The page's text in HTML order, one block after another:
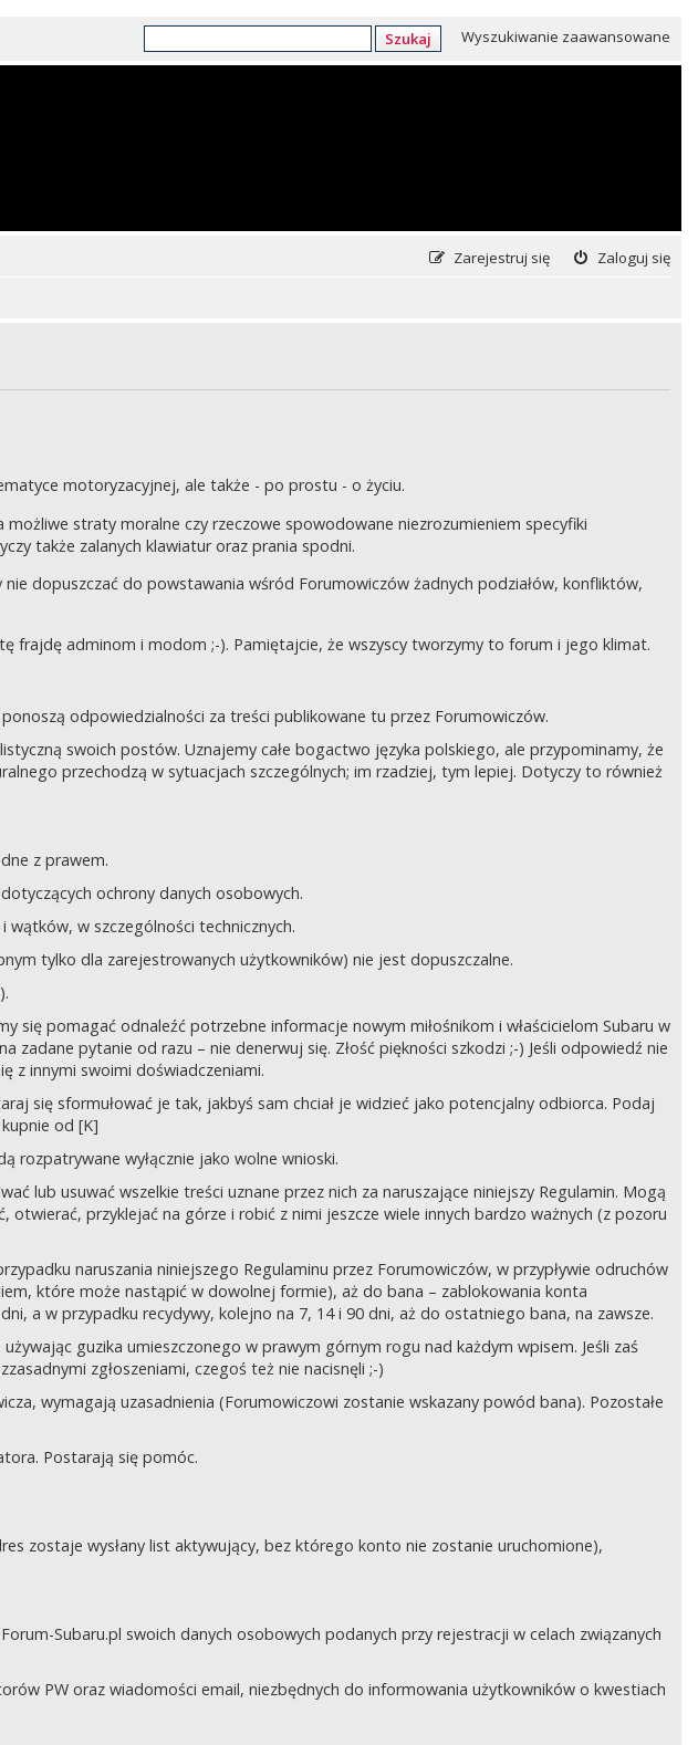
Szukaj Wyszukiwanie zaawansowane
Zaloguj się
Zarejestruj się
motoryzacyjnej, ale także - po prostu - o życiu.
straty moralne czy rzeczowe spowodowane niezrozumieniem specyfiki
także zalanych klawiatur oraz prania spodni.
dopuszczać do powstawania wśród Forumowiczów żadnych podziałów, konfliktów,
frajdę adminom i modom ;-). Pamiętajcie, że wszyscy tworzymy to forum i jego klimat.
odpowiedzialności za treści publikowane tu przez Forumowiczów.
swoich postów. Uznajemy całe bogactwo języka polskiego, ale przypominamy, że
przechodzą w sytuacjach szczególnych; im rzadziej, tym lepiej. Dotyczy to również
z prawem.
ochrony danych osobowych.
w szczególności technicznych.
tylko dla zarejestrowanych użytkowników) nie jest dopuszczalne.
się pomagać odnaleźć potrzebne informacje nowym miłośnikom i właścicielom Subaru w
pytanie od razu – nie denerwuj się. Złość piękności szkodzi ;-) Jeśli odpowiedź nie
z innymi swoimi doświadczeniami.
się sformułować je tak, jakbyś sam chciał je widzieć jako potencjalny odbiorca. Podaj
od [K]
rozpatrywane wyłącznie jako wolne wnioski.
usuwać wszelkie treści uznane przez nich za naruszające niniejszy Regulamin. Mogą
przyklejać na górze i robić z nimi jeszcze wiele innych bardzo ważnych (z pozoru
naruszania niniejszego Regulaminu przez Forumowiczów, w przypływie odruchów
które może nastąpić w dowolnej formie), aż do bana – zablokowania konta
a w przypadku recydywy, kolejno na 7, 14 i 90 dni, aż do ostatniego bana, na zawsze.
guzika umieszczonego w prawym górnym rogu nad każdym wpisem. Jeśli zaś
zgłoszeniami, czegoś też nie nacisnęli ;-)
wymagają uzasadnienia (Forumowiczowi zostanie wskazany powód bana). Pozostałe
Postarają się pomóc.
zostaje wysłany list aktywujący, bez którego konto nie zostanie uruchomione),
Subaru.pl swoich danych osobowych podanych przy rejestracji w celach związanych
PW oraz wiadomości email, niezbędnych do informowania użytkowników o kwestiach